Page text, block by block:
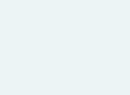
i analizować ruch
od Ciebie lub